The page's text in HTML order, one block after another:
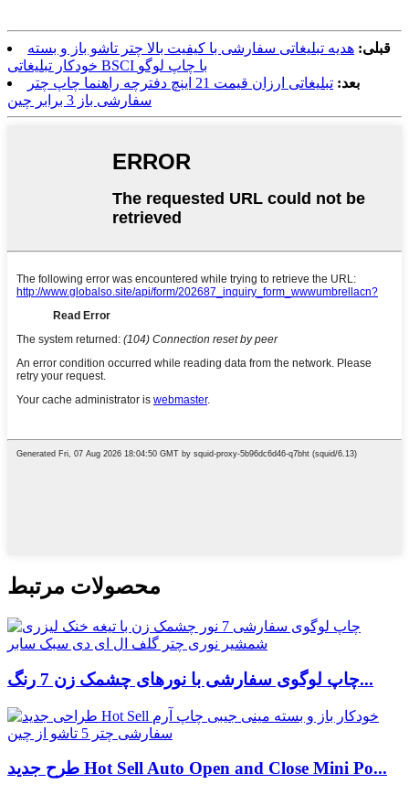
قبلی: هدیه تبلیغاتی سفارشی با کیفیت بالا چتر تاشو باز و بسته
خودکار تبلیغاتی BSCI با چاپ لوگو
بعد:
تبلیغاتی ارزان قیمت 21 اینچ دفترچه راهنما چاپ چتر
سفارشی باز 3 برابر چین
محصولات مرتبط
چاپ لوگوی سفارشی با نورهای چشمک زن 7 رنگ...
طرح جدید Hot Sell Auto Open and Close Mini Po...